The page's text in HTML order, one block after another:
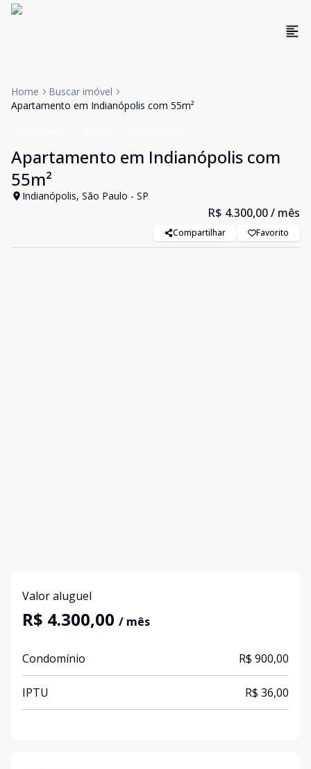
Home
Buscar imóvel
Apartamento em Indianópolis com 55m²
Apartamento em Indianópolis com
55m²
Indianópolis, São Paulo - SP
R$ 4.300,00/ mês
Compartilhar Favorito
Valor aluguel
R$ 4.300,00 / mês
Condomínio R$ 900,00
IPTU R$ 36,00